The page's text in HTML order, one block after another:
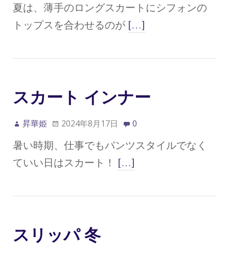
夏は、薄手のロングスカートにシフォンの
トップスを合わせるのが […]
スカート インナー
昇華姫 2024年8月17日 0
暑い時期、仕事でもパンツスタイルでなく
ていい日はスカート！ […]
スリッパ 冬